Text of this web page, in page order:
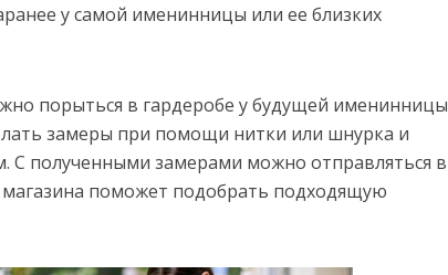
у самой именинницы или ее близких
порыться в гардеробе у будущей именинницы
замеры при помощи нитки или шнурка и
С полученными замерами можно отправляться в
магазина поможет подобрать подходящую